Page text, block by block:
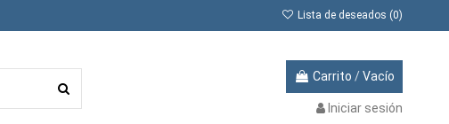
Lista de deseados (0)
Carrito /Vacío
Iniciar sesión